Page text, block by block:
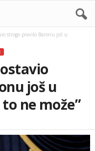
strogo pravilo Baronu još u
još u
ne može”